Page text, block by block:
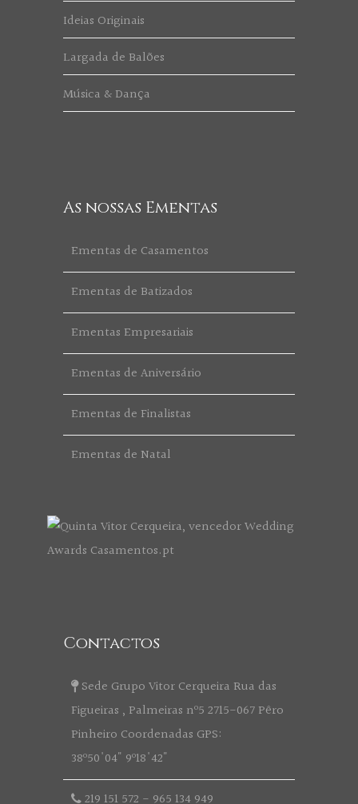
Ideias Originais
Largada de Balões
Música & Dança
As nossas Ementas
Ementas de Casamentos
Ementas de Batizados
Ementas Empresariais
Ementas de Aniversário
Ementas de Finalistas
Ementas de Natal
Contactos
Sede Grupo Vitor Cerqueira Rua das
Figueiras , Palmeiras nº5 2715-067 Pêro
Pinheiro Coordenadas GPS:
38º50'04" 9º18'42"
219 151 572 - 965 134 949